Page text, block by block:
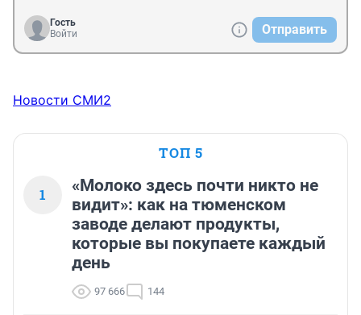
Гость
Войти
Отправить
Новости СМИ2
ТОП 5
1
«Молоко здесь почти никто не
видит»: как на тюменском
заводе делают продукты,
которые вы покупаете каждый
день
97 666 144